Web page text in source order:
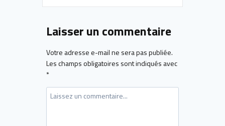
Laisser un commentaire
Votre adresse e-mail ne sera pas publiée.
Les champs obligatoires sont indiqués avec
*